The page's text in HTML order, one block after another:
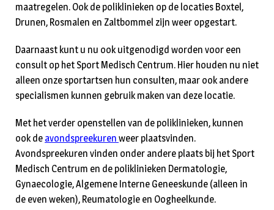
maatregelen. Ook de poliklinieken op de locaties Boxtel,
Drunen, Rosmalen en Zaltbommel zijn weer opgestart.
Daarnaast kunt u nu ook uitgenodigd worden voor een
consult op het Sport Medisch Centrum. Hier houden nu niet
alleen onze sportartsen hun consulten, maar ook andere
specialismen kunnen gebruik maken van deze locatie.
Met het verder openstellen van de poliklinieken, kunnen
ook de avondspreekuren weer plaatsvinden.
Avondspreekuren vinden onder andere plaats bij het Sport
Medisch Centrum en de poliklinieken Dermatologie,
Gynaecologie, Algemene Interne Geneeskunde (alleen in
de even weken), Reumatologie en Oogheelkunde.